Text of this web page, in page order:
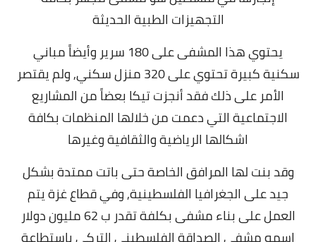
التجهيزات الطبية الحديثة
يحتوي هذا المشفى على 180 سرير وأيضاً مباني
سكنية كبيرة تحتوي على 320 منزل سكني, ولم يقتصر
الأمر على ذلك فقد أنجزت تيكا بعضاً من المشاريع
الاجتماعية التي دعمت من خلالها المنظمات بكافة
اشكالها الرياضية والثقافية وغيرها
وقد بنت لها المرافق الخاصة حتى باتت ممتدة بشكل
جيد على الجغرافيا الفلسطينية, وفي قطاع غزة يتم
العمل على بناء مشفى بكلفة تقدر ب 62 مليون دولار
اسمه مشفى الصداقة الفلسطيني التركي باستطاعة